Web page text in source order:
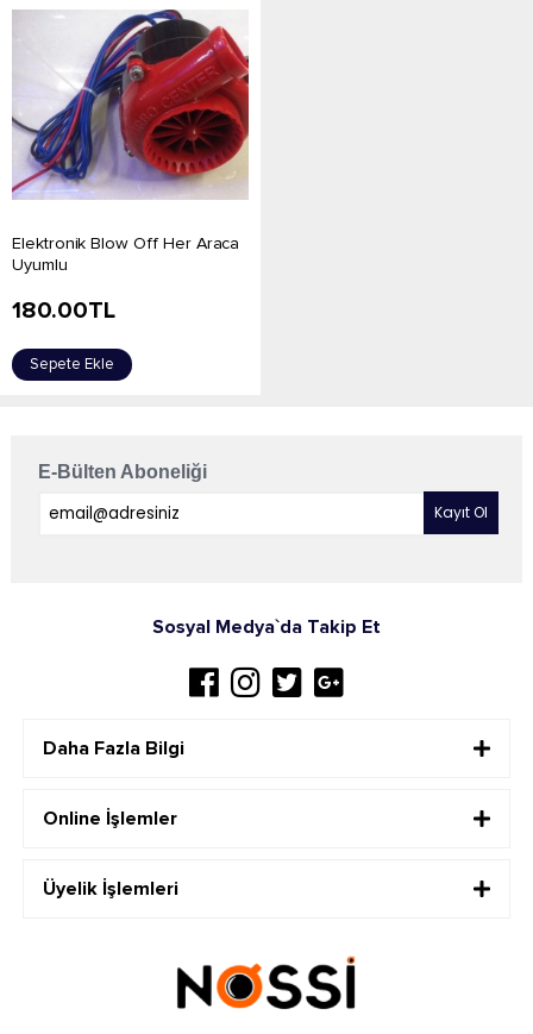
Elektronik Blow Off Her Araca
Uyumlu
180.00TL
Sepete Ekle
E-Bülten Aboneliği
Sosyal Medya`da Takip Et
Daha Fazla Bilgi
Online İşlemler
Üyelik İşlemleri